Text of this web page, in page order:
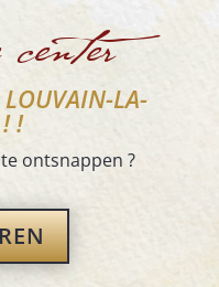
LOUVAIN-LA-
!
ontsnappen ?